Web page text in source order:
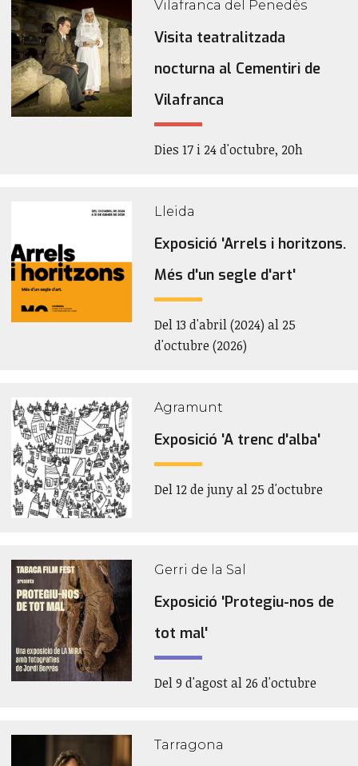
Vilafranca del Penedès
Visita teatralitzada
nocturna al Cementiri de
Vilafranca
Dies 17 i 24 d'octubre, 20h
Lleida
Exposició 'Arrels i horitzons.
Més d'un segle d'art'
Del 13 d'abril (2024) al 25
d'octubre (2026)
Agramunt
Exposició 'A trenc d'alba'
Del 12 de juny al 25 d'octubre
Gerri de la Sal
Exposició 'Protegiu-nos de
tot mal'
Del 9 d'agost al 26 d'octubre
Tarragona